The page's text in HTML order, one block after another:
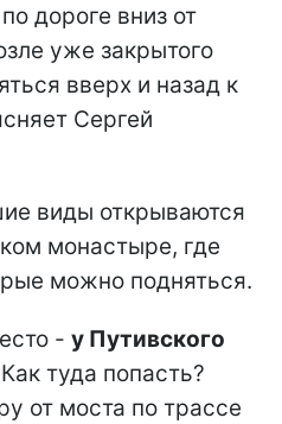
дороге вниз от
уже закрытого
вверх и назад к
Сергей
виды открываются
монастыре, где
можно подняться.
- у Путивского
туда попасть?
от моста по трассе